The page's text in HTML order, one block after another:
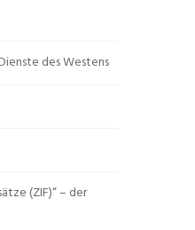
des Westens
(ZIF)“ – der